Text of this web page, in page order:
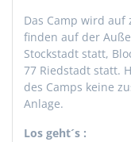
Das Camp wird auf
finden auf der
Stockstadt statt,
77 Riedstadt statt.
des Camps keine
Anlage.
Los geht´s :